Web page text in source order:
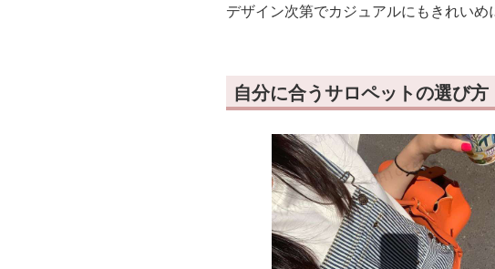
デザイン次第でカジュアルにもきれいめ
自分に合うサロペットの選び方